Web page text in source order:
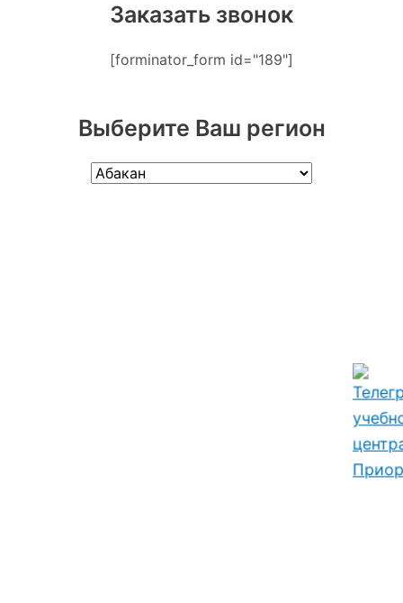
Заказать звонок
[forminator_form id="189"]
Выберите Ваш регион